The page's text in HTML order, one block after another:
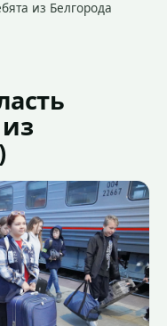
из Белгорода